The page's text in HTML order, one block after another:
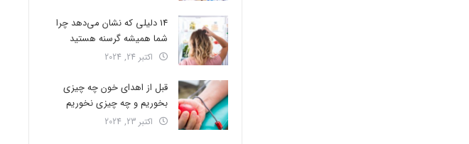
14 دلیلی که نشان می‌دهد چرا
شما همیشه گرسنه هستید
اکتبر 24, 2024
قبل از اهدای خون چه چیزی
بخوریم و چه چیزی نخوریم
اکتبر 23, 2024